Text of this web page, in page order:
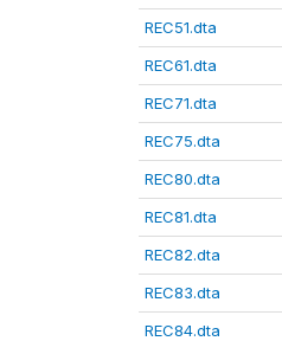
REC51.dta
REC61.dta
REC71.dta
REC75.dta
REC80.dta
REC81.dta
REC82.dta
REC83.dta
REC84.dta